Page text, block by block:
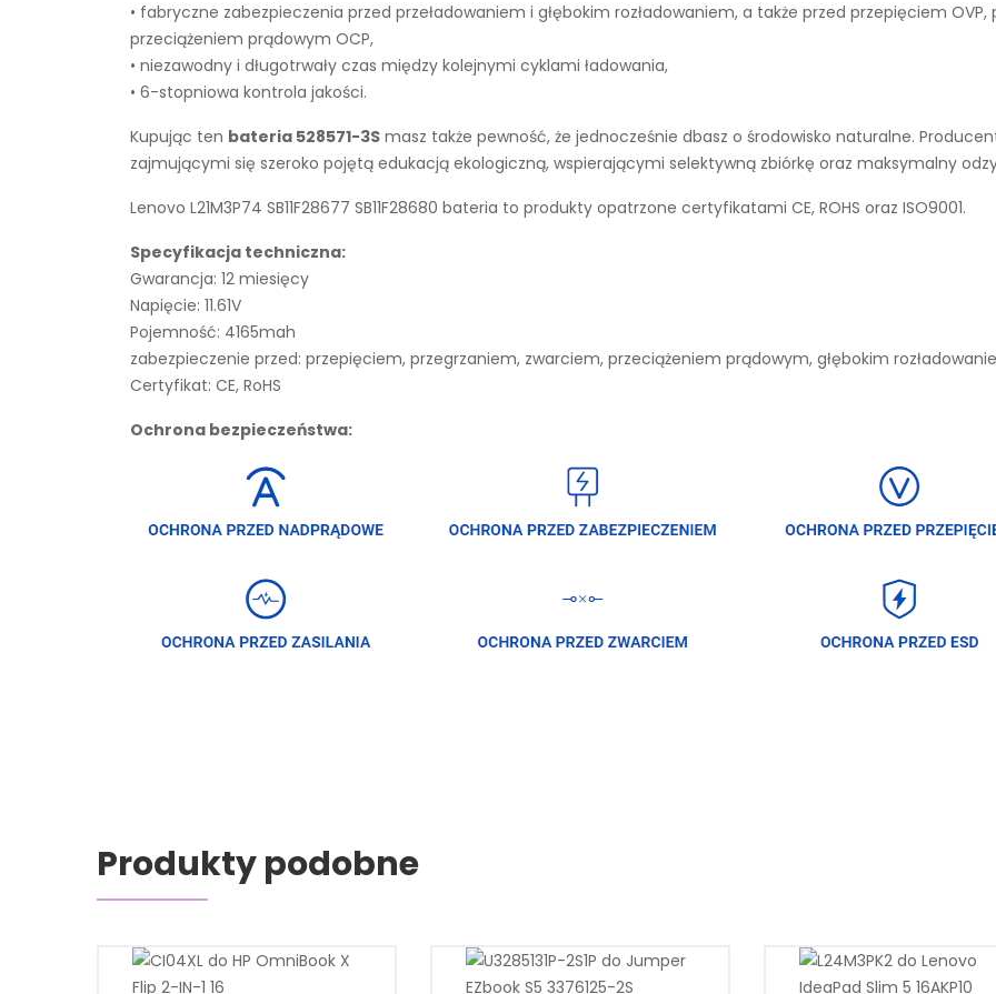
• fabryczne zabezpieczenia przed przeładowaniem i głębokim rozładowaniem, a także przed przepięciem OVP,
przeciążeniem prądowym OCP,
• niezawodny i długotrwały czas między kolejnymi cyklami ładowania,
• 6-stopniowa kontrola jakości.
Kupując ten bateria 528571-3S masz także pewność, że jednocześnie dbasz o środowisko naturalne.
zajmującymi się szeroko pojętą edukacją ekologiczną, wspierającymi selektywną zbiórkę oraz maksymalny
Lenovo L21M3P74 SB11F28677 SB11F28680 bateria to produkty opatrzone certyfikatami CE, ROHS oraz ISO9001.
Specyfikacja techniczna:
Gwarancja: 12 miesięcy
Napięcie: 11.61V
Pojemność: 4165mah
zabezpieczenie przed: przepięciem, przegrzaniem, zwarciem, przeciążeniem prądowym, głębokim
Certyfikat: CE, RoHS
Ochrona bezpieczeństwa:
Produkty podobne